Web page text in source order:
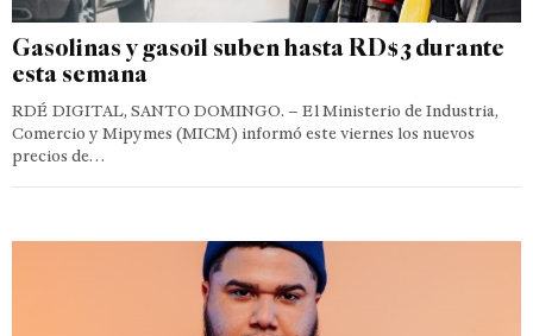
Gasolinas y gasoil suben hasta RD$3 durante
esta semana
RDÉ DIGITAL, SANTO DOMINGO. – El Ministerio de Industria,
Comercio y Mipymes (MICM) informó este viernes los nuevos
precios de…